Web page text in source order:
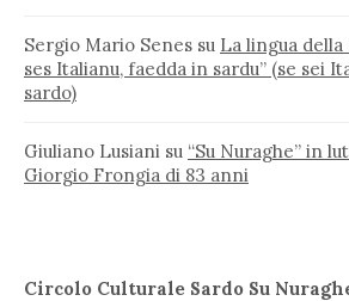
Sergio Mario Senes su La lingua della
ses Italianu, faedda in sardu” (se sei
sardo)
Giuliano Lusiani su “Su Nuraghe” in
Giorgio Frongia di 83 anni
Circolo Culturale Sardo Su